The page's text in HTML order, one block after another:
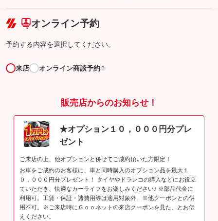
こちら
オンライン予約
予約する内容を選択してください。
来店 オンライン商談予約 ?
販売店からのお知らせ！
★オプション１０，０００円分プレ
ゼント
ご来店の上、他オプションと併せてご成約頂いた方限定！
お車をご成約のお客様に、車と同時購入のオプション品を最大１
０，０００円分プレゼント！ タイヤやドラレコの購入などにお役立
ていただき、快適なカーライフをお楽しみください♪ ※部品代金に
利用可。工賃・保証・諸費用等は適用対象外。※他クーポンとの併
用不可。※ご来店時にＧｏｏネットの来店クーポンを見た、とお伝
えください。